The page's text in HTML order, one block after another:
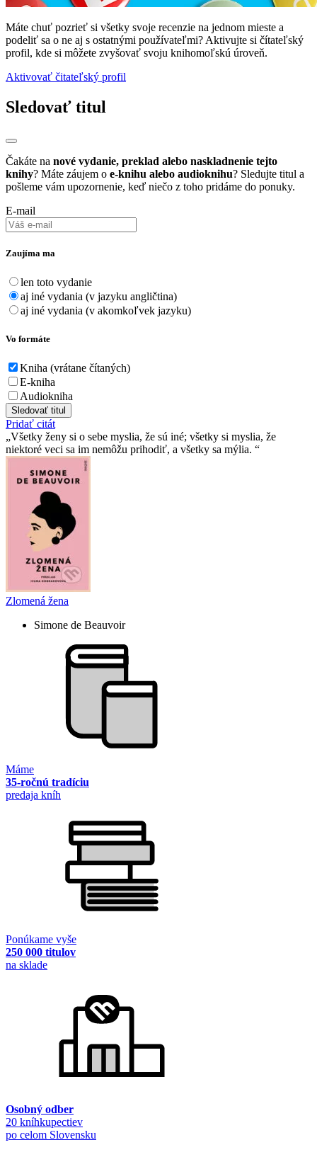
Máte chuť pozrieť si všetky svoje recenzie na jednom mieste a
podeliť sa o ne aj s ostatnými používateľmi? Aktivujte si čítateľský
profil, kde si môžete zvyšovať svoju knihomoľskú úroveň.
Aktivovať čitateľský profil
Sledovať titul
Čakáte na nové vydanie, preklad alebo naskladnenie tejto
knihy? Máte záujem o e-knihu alebo audioknihu? Sledujte titul a
pošleme vám upozornenie, keď niečo z toho pridáme do ponuky.
E-mail
Zaujíma ma
len toto vydanie
aj iné vydania (v jazyku angličtina)
aj iné vydania (v akomkoľvek jazyku)
Vo formáte
Kniha (vrátane čítaných)
E-kniha
Audiokniha
Sledovať titul
Pridať citát
Všetky ženy si o sebe myslia, že sú iné; všetky si myslia, že
niektoré veci sa im nemôžu prihodiť, a všetky sa mýlia.
Zlomená žena
Simone de Beauvoir
Máme
35-ročnú tradíciu
predaja kníh
Ponúkame vyše
250 000 titulov
na sklade
Osobný odber
20 kníhkupectiev
po celom Slovensku